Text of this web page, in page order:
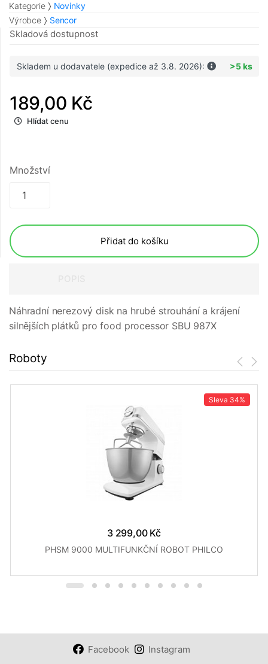
Kategorie
Novinky
Výrobce
Sencor
Skladová dostupnost
Skladem u dodavatele (expedice až 3.8. 2026): >5 ks
189,00 Kč
Hlídat cenu
Množství
Přidat do košíku
Náhradní nerezový disk na hrubé strouhání a krájení
silnějších plátků pro food processor SBU 987X
Roboty
Sleva 34%
3 299,00 Kč
PHSM 9000 MULTIFUNKČNÍ ROBOT PHILCO
Facebook Instagram